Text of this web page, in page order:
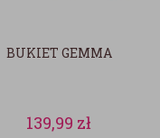
BUKIET GEMMA
139,99 zł